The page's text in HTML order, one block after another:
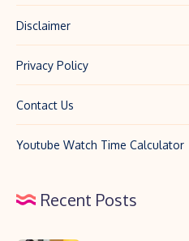
Disclaimer
Privacy Policy
Contact Us
Youtube Watch Time Calculator
Recent Posts